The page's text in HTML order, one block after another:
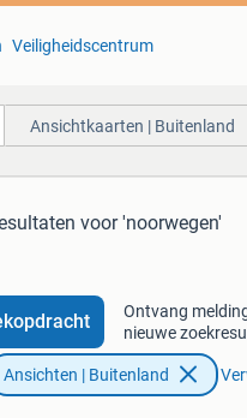
Veiligheidscentrum
Ansichtkaarten | Buitenland
voor 'noorwegen'
Ontvang
nieuwe
Ansichten | Buitenland